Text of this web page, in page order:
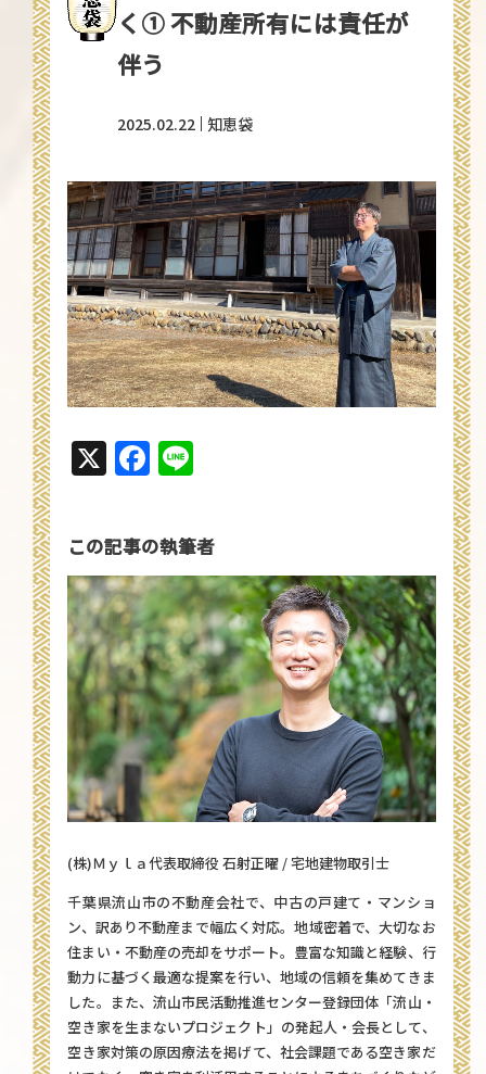
く① 不動産所有には責任が
伴う
2025.02.22 知恵袋
X Facebook
この記事の執筆者
(株)Ｍｙｌａ代表取締役 石射正曜 / 宅地建物取引士
千葉県流山市の不動産会社で、中古の戸建て・マンショ
ン、訳あり不動産まで幅広く対応。地域密着で、大切なお
住まい・不動産の売却をサポート。豊富な知識と経験、行
動力に基づく最適な提案を行い、地域の信頼を集めてきま
した。また、流山市民活動推進センター登録団体「流山・
空き家を生まないプロジェクト」の発起人・会長として、
空き家対策の原因療法を掲げて、社会課題である空き家だ